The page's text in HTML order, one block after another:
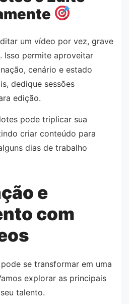
um vídeo por vez, grave
Isso permite aproveitar
cenário e estado
dedique sessões
edição.
pode triplicar sua
criar conteúdo para
dias de trabalho
e
com
se transformar em uma
explorar as principais
talento.